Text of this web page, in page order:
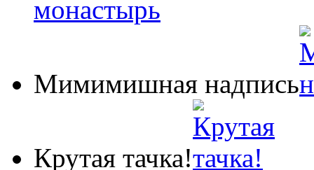
Мимимишная надпись
Крутая тачка!